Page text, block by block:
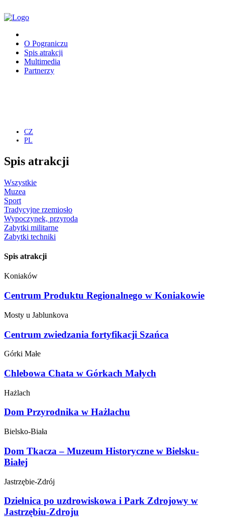
O Pograniczu
Spis atrakcji
Multimedia
Partnerzy
CZ
PL
Spis atrakcji
Wszystkie
Muzea
Sport
Tradycyjne rzemiosło
Wypoczynek, przyroda
Zabytki militarne
Zabytki techniki
Spis atrakcji
Koniaków
Centrum Produktu Regionalnego w Koniakowie
Mosty u Jablunkova
Centrum zwiedzania fortyfikacji Szańca
Górki Małe
Chlebowa Chata w Górkach Małych
Hażlach
Dom Przyrodnika w Hażlachu
Bielsko-Biała
Dom Tkacza – Muzeum Historyczne w Bielsku-
Białej
Jastrzębie-Zdrój
Dzielnica po uzdrowiskowa i Park Zdrojowy w
Jastrzębiu-Zdroju